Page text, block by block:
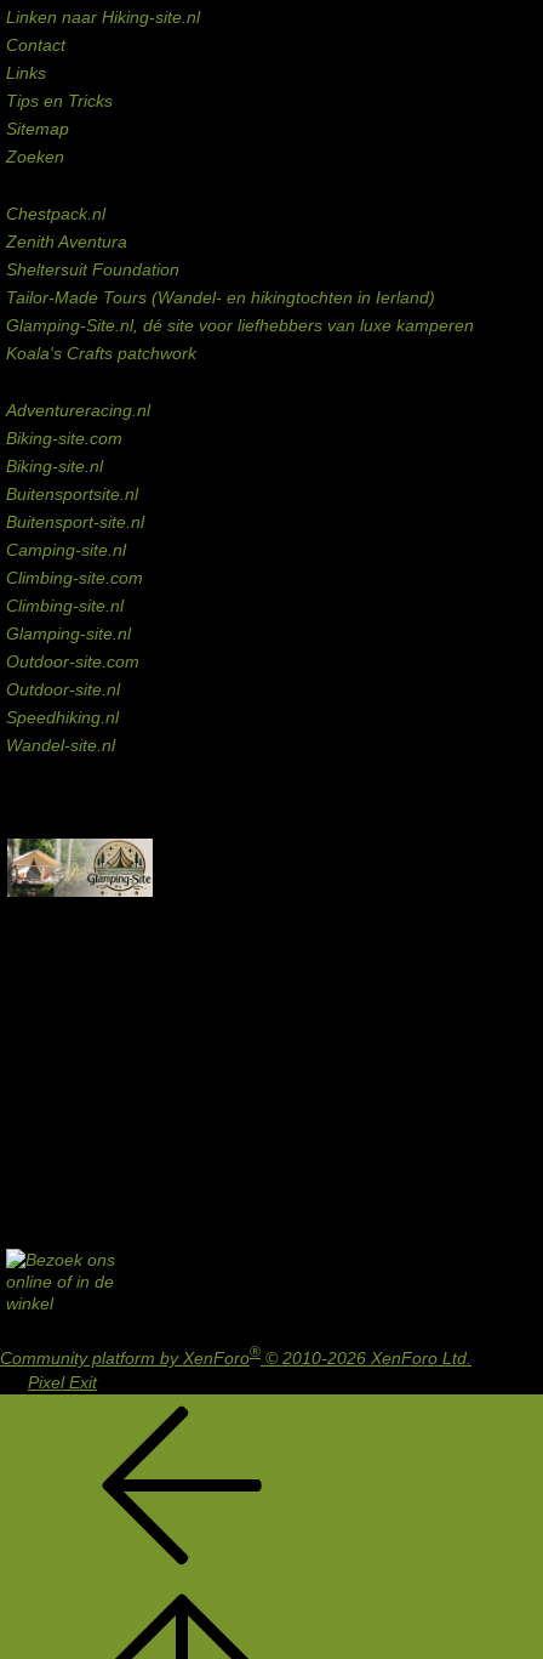
Linken naar Hiking-site.nl
Contact
Links
Tips en Tricks
Sitemap
Zoeken
Chestpack.nl
Zenith Aventura
Sheltersuit Foundation
Tailor-Made Tours (Wandel- en hikingtochten in Ierland)
Glamping-Site.nl, dé site voor liefhebbers van luxe kamperen
Koala's Crafts patchwork
Adventureracing.nl
Biking-site.com
Biking-site.nl
Buitensportsite.nl
Buitensport-site.nl
Camping-site.nl
Climbing-site.com
Climbing-site.nl
Glamping-site.nl
Outdoor-site.com
Outdoor-site.nl
Speedhiking.nl
Wandel-site.nl
Community platform by XenForo® © 2010-2026 XenForo Ltd.
Pixel Exit